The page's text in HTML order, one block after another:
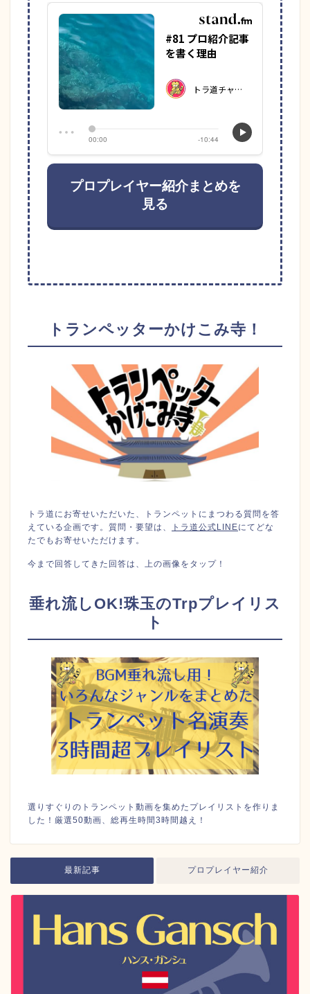
プロプレイヤー紹介まとめを
見る
トランペッターかけこみ寺！
トラ道にお寄せいただいた、トランペットにまつわる質問を答
えている企画です。質問・要望は、
トラ道公式LINEにてどな
たでもお寄せいただけます。
今まで回答してきた回答は、上の画像をタップ！
垂れ流しOK!珠玉のTrpプレイリス
ト
選りすぐりのトランペット動画を集めたプレイリストを作りま
した！厳選50動画、総再生時間3時間越え！
最新記事 プロプレイヤー紹介